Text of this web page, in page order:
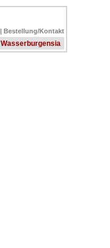
| Bestellung/Kontakt
Wasserburgensia